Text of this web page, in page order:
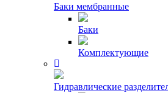
Баки мембранные
Баки
Комплектующие
Гидравлические